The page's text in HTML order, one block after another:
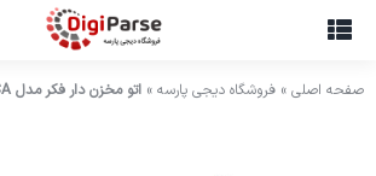
صفحه اصلی » فروشگاه دیجی پارسه » اتو مخزن دار فکر مدل VERONICA